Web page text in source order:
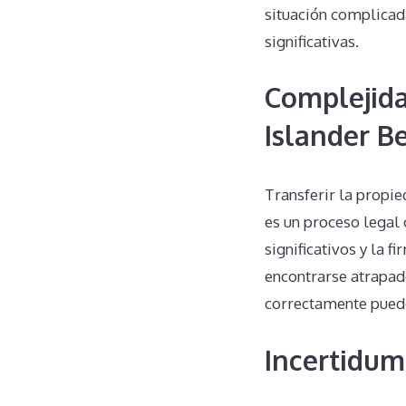
situación
significativas.
Islander
Transferir la
es un proceso
significativos y la
encontrarse
correctamente